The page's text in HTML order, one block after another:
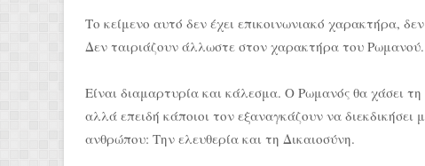
Το κείμενο αυτό δεν έχει επικοινωνιακό χαρακτήρα,
Δεν ταιριάζουν άλλωστε στον χαρακτήρα του Ρωμανού.
Είναι διαμαρτυρία και κάλεσμα. Ο Ρωμανός θα χάσει
αλλά επειδή κάποιοι τον εξαναγκάζουν να
ανθρώπου: Την ελευθερία και τη Δικαιοσύνη.